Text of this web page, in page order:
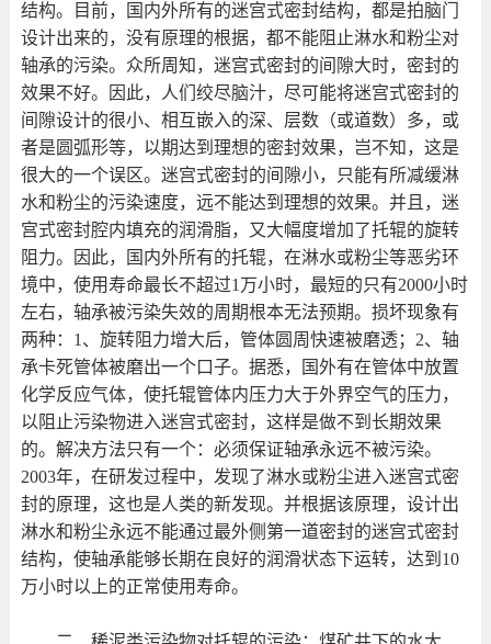
结构。目前，国内外所有的迷宫式密封结构，都是拍脑门
设计出来的，没有原理的根据，都不能阻止淋水和粉尘对
轴承的污染。众所周知，迷宫式密封的间隙大时，密封的
效果不好。因此，人们绞尽脑汁，尽可能将迷宫式密封的
间隙设计的很小、相互嵌入的深、层数（或道数）多，或
者是圆弧形等，以期达到理想的密封效果，岂不知，这是
很大的一个误区。迷宫式密封的间隙小，只能有所减缓淋
水和粉尘的污染速度，远不能达到理想的效果。并且，迷
宫式密封腔内填充的润滑脂，又大幅度增加了托辊的旋转
阻力。因此，国内外所有的托辊，在淋水或粉尘等恶劣环
境中，使用寿命最长不超过1 万小时，最短的只有2000小时
左右，轴承被污染失效的周期根本无法预期。损坏现象有
两种： 1 、旋转阻力增大后，管体圆周快速被磨透； 2、轴
承卡死管体被磨出一个口子。据悉，国外有在管体中放置
化学反应气体，使托辊管体内压力大于外界空气的压力，
以阻止污染物进入迷宫式密封，这样是做不到长期效果
的。解决方法只有一个：必须保证轴承永远不被污染。
2003年，在研发过程中，发现了淋水或粉尘进入迷宫式密
封的原理，这也是人类的新发现。并根据该原理，设计出
淋水和粉尘永远不能通过最外侧第一道密封的迷宫式密封
结构，使轴承能够长期在良好的润滑状态下运转，达到 10
万小时以上的正常使用寿命。